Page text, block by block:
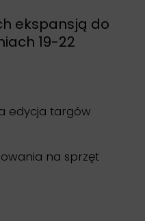
ekspansją do
19-22
edycja targów
na sprzęt